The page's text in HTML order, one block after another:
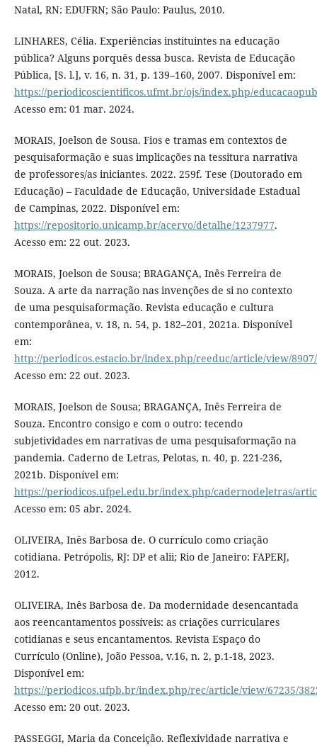
Natal, RN: EDUFRN; São Paulo: Paulus, 2010.
LINHARES, Célia. Experiências instituintes na educação
pública? Alguns porquês dessa busca. Revista de Educação
Pública, [S. l.], v. 16, n. 31, p. 139–160, 2007. Disponível em:
https://periodicoscientificos.ufmt.br/ojs/index.php/
Acesso em: 01 mar. 2024.
MORAIS, Joelson de Sousa. Fios e tramas em contextos de
pesquisaformação e suas implicações na tessitura narrativa
de professores/as iniciantes. 2022. 259f. Tese (Doutorado em
Educação) – Faculdade de Educação, Universidade Estadual
de Campinas, 2022. Disponível em:
https://repositorio.unicamp.br/acervo/detalhe/1237977.
Acesso em: 22 out. 2023.
MORAIS, Joelson de Sousa; BRAGANÇA, Inês Ferreira de
Souza. A arte da narração nas invenções de si no contexto
de uma pesquisaformação. Revista educação e cultura
contemporânea, v. 18, n. 54, p. 182–201, 2021a. Disponível
em:
http://periodicos.estacio.br/index.php/reeduc/article/view/
Acesso em: 22 out. 2023.
MORAIS, Joelson de Sousa; BRAGANÇA, Inês Ferreira de
Souza. Encontro consigo e com o outro: tecendo
subjetividades em narrativas de uma pesquisaformação na
pandemia. Caderno de Letras, Pelotas, n. 40, p. 221-236,
2021b. Disponível em:
https://periodicos.ufpel.edu.br/index.php/cadernodeletras/
Acesso em: 05 abr. 2024.
OLIVEIRA, Inês Barbosa de. O currículo como criação
cotidiana. Petrópolis, RJ: DP et alii; Rio de Janeiro: FAPERJ,
2012.
OLIVEIRA, Inês Barbosa de. Da modernidade desencantada
aos reencantamentos possíveis: as criações curriculares
cotidianas e seus encantamentos. Revista Espaço do
Currículo (Online), João Pessoa, v.16, n. 2, p.1-18, 2023.
Disponível em:
https://periodicos.ufpb.br/index.php/rec/article/view/67235/
Acesso em: 20 out. 2023.
PASSEGGI, Maria da Conceição. Reflexividade narrativa e